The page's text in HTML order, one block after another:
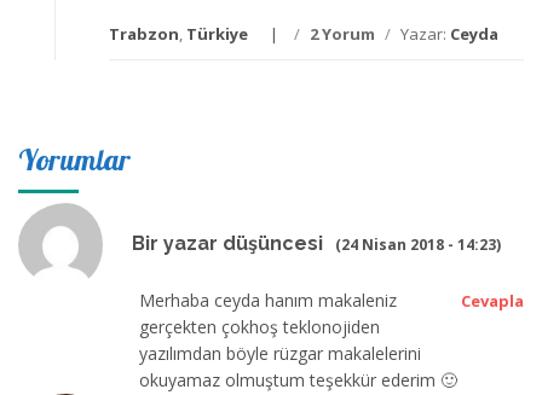
Trabzon, Türkiye / 2 Yorum / Yazar: Ceyda
Yorumlar
Bir yazar düşüncesi (24 Nisan 2018 - 14:23)
Cevapla
Merhaba ceyda hanım makaleniz
gerçekten çokhoş teklonojiden
yazılımdan böyle rüzgar makalelerini
okuyamaz olmuştum teşekkür ederim 🙂